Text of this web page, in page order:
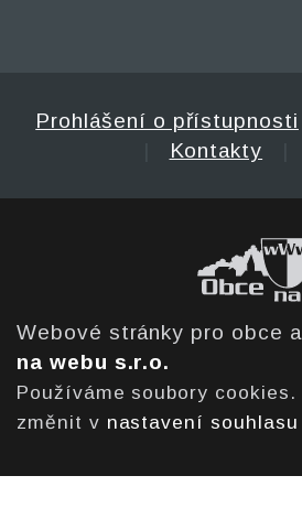
Prohlášení o přístupnosti
Kontakty
Webové stránky pro obce
na webu s.r.o.
Používáme soubory
změnit v nastavení